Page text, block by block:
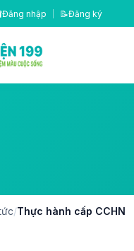
Đăng nhập 📝Đăng ký
/Thực hành cấp CCHN